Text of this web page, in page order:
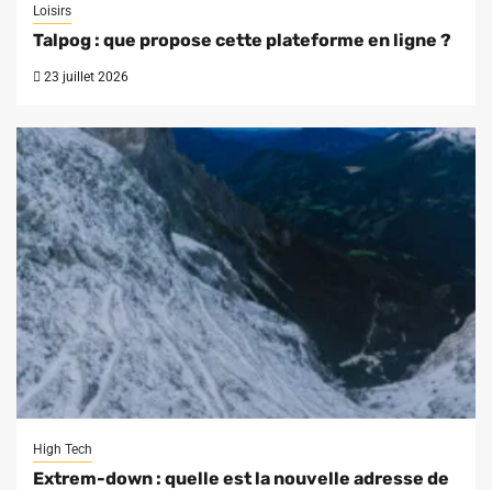
Loisirs
Talpog : que propose cette plateforme en ligne ?
23 juillet 2026
High Tech
Extrem-down : quelle est la nouvelle adresse de